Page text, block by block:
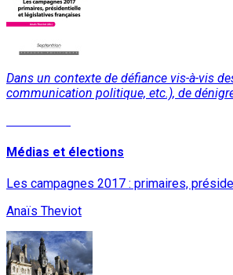
Dans un contexte de défiance vis-à-vis
communication politique, etc.), de
Médias et élections
Les campagnes 2017 : primaires,
Anaïs Theviot